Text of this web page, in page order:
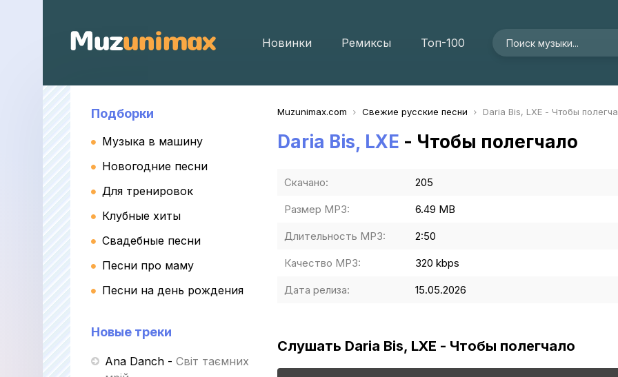
Новинки Ремиксы Топ-100
Подборки
Музыка в машину
Новогодние песни
Для тренировок
Клубные хиты
Свадебные песни
Песни про маму
Песни на день рождения
Новые треки
Ana Danch - Світ таємних
Muzunimax.com Свежие русские песни Daria Bis, LXE - Чтобы
Daria Bis, LXE - Чтобы полегчало
Скачано: 205
Размер MP3: 6.49 MB
Длительность MP3: 2:50
Качество MP3: 320 kbps
Дата релиза: 15.05.2026
Слушать Daria Bis, LXE - Чтобы полегчало